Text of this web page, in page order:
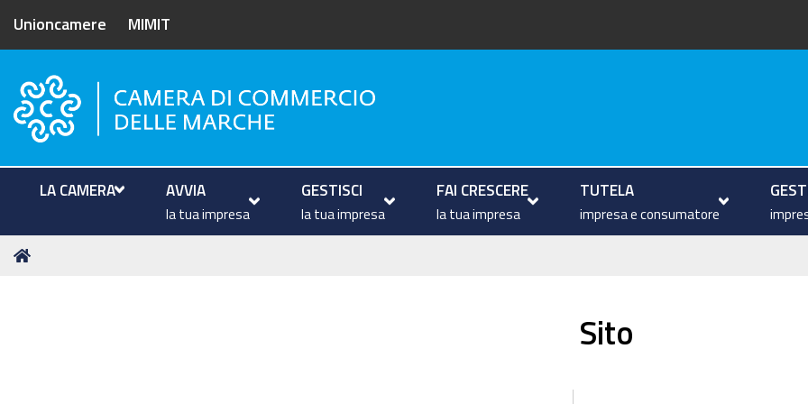
Unioncamere MIMIT
Camera di Commercio delle Marche
LA CAMERA AVVIA
la tua impresa
GESTISCI
la tua impresa
FAI CRESCERE
la tua impresa
TUTELA
impresa e consumatore
Tu
Sito